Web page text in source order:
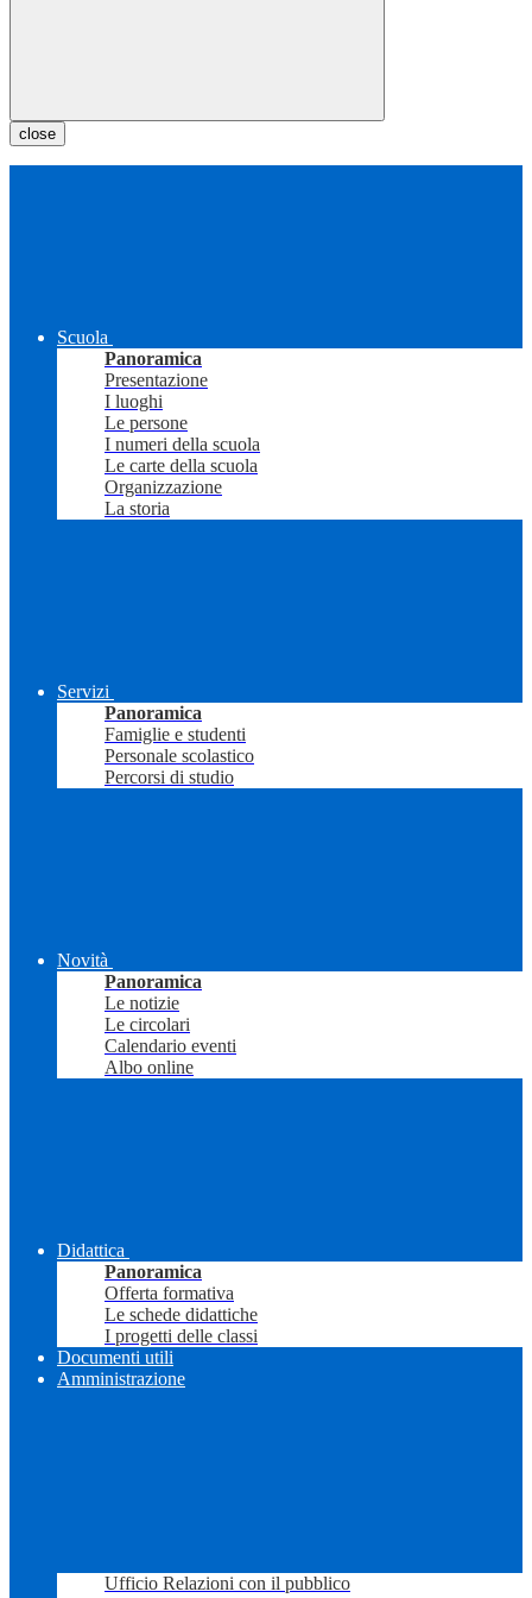
close
Scuola
Panoramica
Presentazione
I luoghi
Le persone
I numeri della scuola
Le carte della scuola
Organizzazione
La storia
Servizi
Panoramica
Famiglie e studenti
Personale scolastico
Percorsi di studio
Novità
Panoramica
Le notizie
Le circolari
Calendario eventi
Albo online
Didattica
Panoramica
Offerta formativa
Le schede didattiche
I progetti delle classi
Documenti utili
Amministrazione
Ufficio Relazioni con il pubblico